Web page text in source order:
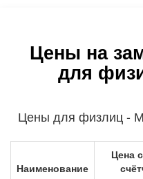
Цены на
для
Цены для физлиц -
Наименование
Цена